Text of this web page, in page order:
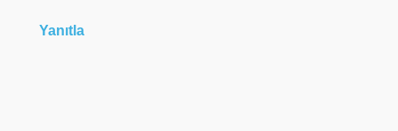
Yanıtla